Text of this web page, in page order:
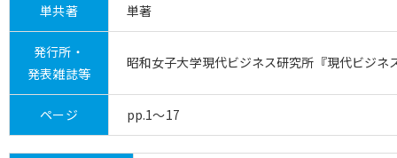
単共著 単著
発行所・
発表雑誌等
昭和女子大学現代ビジネス研究所『現代ビジネ
ページ pp.1～17